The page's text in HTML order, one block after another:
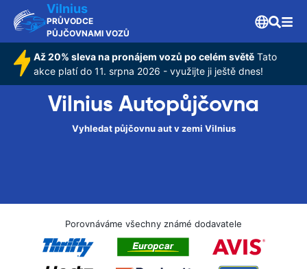
Vilnius
PRŮVODCE
PŮJČOVNAMI VOZŮ
Až 20% sleva na pronájem vozů po celém světě Tato
akce platí do 11. srpna 2026 - využijte ji ještě dnes!
Vilnius Autopůjčovna
Vyhledat půjčovnu aut v zemi Vilnius
Porovnáváme všechny známé dodavatele